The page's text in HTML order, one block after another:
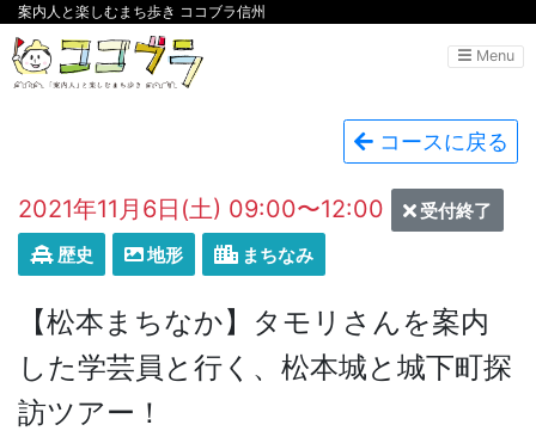
案内人と楽しむまち歩き ココブラ信州
Menu
コースに戻る
2021年11月6日(土) 09:00〜12:00
受付終了
歴史
地形 まちなみ
【松本まちなか】タモリさんを案内
した学芸員と行く、松本城と城下町探
訪ツアー！